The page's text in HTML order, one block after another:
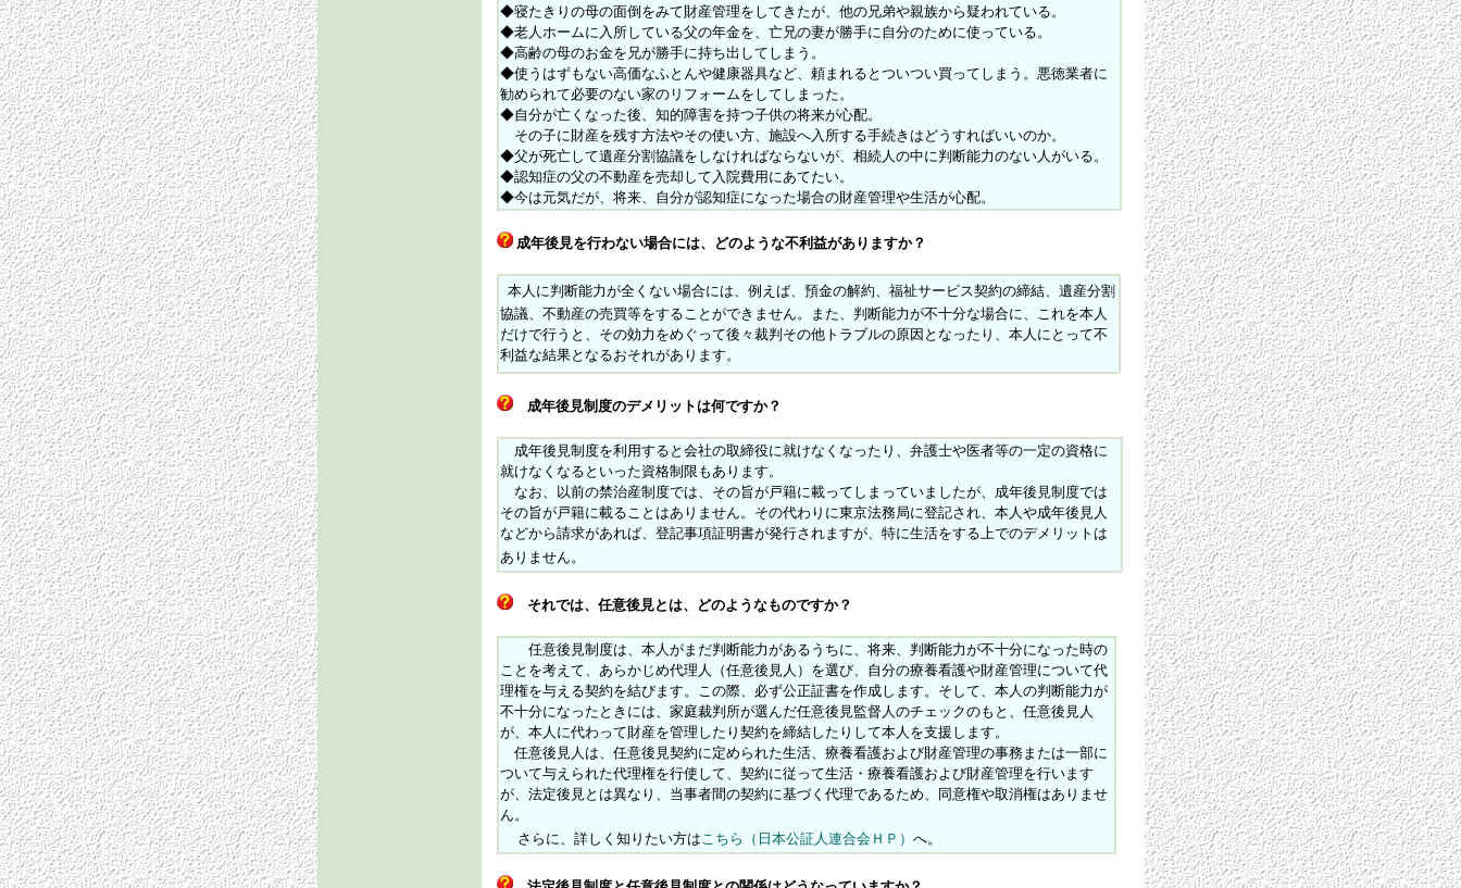
◆寝たきりの母の面倒をみて財産管理をしてきたが、他の兄弟や親族から疑われている。
◆老人ホームに入所している父の年金を、亡兄の妻が勝手に自分のために使っている。
◆高齢の母のお金を兄が勝手に持ち出してしまう。
◆使うはずもない高価なふとんや健康器具など、頼まれるとついつい買ってしまう。悪徳業者に
勧められて必要のない家のリフォームをしてしまった。
◆自分が亡くなった後、知的障害を持つ子供の将来が心配。
その子に財産を残す方法やその使い方、施設へ入所する手続きはどうすればいいのか。
◆父が死亡して遺産分割協議をしなければならないが、相続人の中に判断能力のない人がいる。
◆認知症の父の不動産を売却して入院費用にあてたい。
◆今は元気だが、将来、自分が認知症になった場合の財産管理や生活が心配。
成年後見を行わない場合には、どのような不利益がありますか？
本人に判断能力が全くない場合には、例えば、預金の解約、福祉サービス契約の締結、遺産分割
協議、不動産の売買等をすることができません。また、判断能力が不十分な場合に、これを本人
だけで行うと、その効力をめぐって後々裁判その他トラブルの原因となったり、本人にとって不
利益な結果となるおそれがあります。
成年後見制度のデメリットは何ですか？
成年後見制度を利用すると会社の取締役に就けなくなったり、弁護士や医者等の一定の資格に
就けなくなるといった資格制限もあります。
なお、以前の禁治産制度では、その旨が戸籍に載ってしまっていましたが、成年後見制度では
その旨が戸籍に載ることはありません。その代わりに東京法務局に登記され、本人や成年後見人
などから請求があれば、登記事項証明書が発行されますが、特に生活をする上でのデメリットは
ありません。
それでは、任意後見とは、どのようなものですか？
任意後見制度は、本人がまだ判断能力があるうちに、将来、判断能力が不十分になった時の
ことを考えて、あらかじめ代理人（任意後見人）を選び、自分の療養看護や財産管理について代
理権を与える契約を結びます。この際、必ず公正証書を作成します。そして、本人の判断能力が
不十分になったときには、家庭裁判所が選んだ任意後見監督人のチェックのもと、 任意後見人
が、 本人に代わって財産を管理したり契約を締結したりして本人を支援します。
任意後見人は、任意後見契約に定められた生活、療養看護および財産管理の事務または一部に
ついて与えられた代理権を行使して、契約に従って生活・療養看護および財産管理を行います
が、法定後見とは異なり、当事者間の契約に基づく代理であるため、同意権や取消権はありませ
ん。
さらに、詳しく知りたい方はこちら（日本公証人連合会ＨＰ） へ。